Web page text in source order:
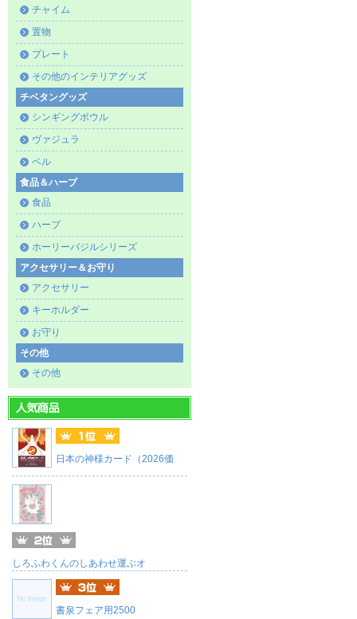
チャイム
置物
プレート
その他のインテリアグッズ
チベタングッズ
シンギングボウル
ヴァジュラ
ベル
食品＆ハーブ
食品
ハーブ
ホーリーバジルシリーズ
アクセサリー＆お守り
アクセサリー
キーホルダー
お守り
その他
その他
日本の神様カード（2026価
しろふわくんのしあわせ運ぶオ
書泉フェア用2500